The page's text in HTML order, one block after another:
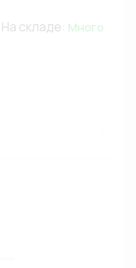
На складе: Много